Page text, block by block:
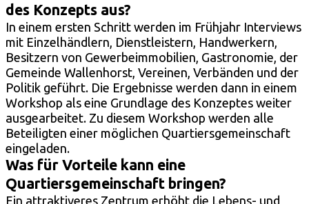
des Konzepts aus?
In einem ersten Schritt werden im Frühjahr Interviews
mit Einzelhändlern, Dienstleistern, Handwerkern,
Besitzern von Gewerbeimmobilien, Gastronomie, der
Gemeinde Wallenhorst, Vereinen, Verbänden und der
Politik geführt. Die Ergebnisse werden dann in einem
Workshop als eine Grundlage des Konzeptes weiter
ausgearbeitet. Zu diesem Workshop werden alle
Beteiligten einer möglichen Quartiersgemeinschaft
eingeladen.
Was für Vorteile kann eine
Quartiersgemeinschaft bringen?
Ein attraktiveres Zentrum erhöht die Lebens- und